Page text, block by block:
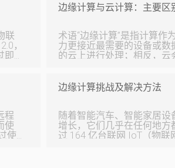
，
即
使
边缘计算与云计算：主要区
术语“边缘计算”是指计算作
力更接近最需要的设备或
的云上进行处理；相反，
理上尽可能靠近生成数据的
据中心或数据存储位置。 继续阅读以了解边缘计算和云计算之间的区
计算基础设施沿着通信路径分布。 使用边缘计算可以
算需求。无论在哪里需要收
程
使
边缘计算挑战及解决方法
随着智能汽车、智能家居
增长，它们几乎在任何地
过 164 亿台联网 IoT（物联